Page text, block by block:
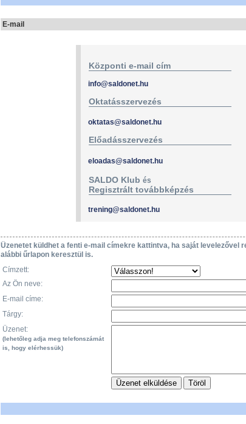
E-mail
Központi e-mail cím
info@saldonet.hu
Oktatásszervezés
oktatas@saldonet.hu
Előadásszervezés
eloadas@saldonet.hu
SALDO Klubés
Regisztrált továbbképzés
trening@saldonet.hu
Üzenetet küldhet a fenti e-mail címekre kattintva, ha saját levelezővel
alábbi űrlapon keresztül is.
Címzett:
Az Ön neve:
E-mail címe:
Tárgy:
Üzenet:
(lehetőleg adja meg telefonszámát
is, hogy elérhessük)